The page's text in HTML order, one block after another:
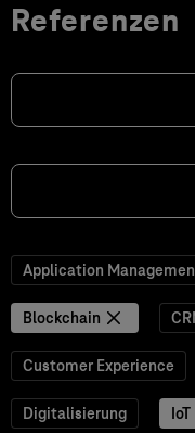
Referenzen
Application
Blockchain
Customer Experience
Digitalisierung IoT